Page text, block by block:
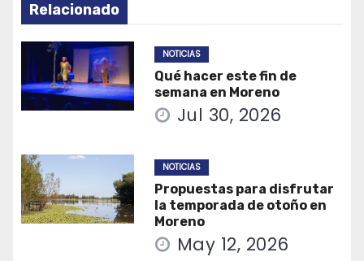
Relacionado
NOTICIAS
Qué hacer este fin de
semana en Moreno
Jul 30, 2026
NOTICIAS
Propuestas para disfrutar
la temporada de otoño en
Moreno
May 12, 2026